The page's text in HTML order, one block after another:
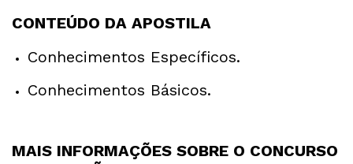
CONTEÚDO DA APOSTILA
Conhecimentos Específicos.
Conhecimentos Básicos.
MAIS INFORMAÇÕES SOBRE O CONCURSO